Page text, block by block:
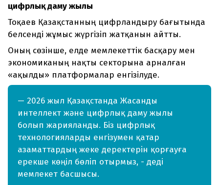
цифрлық даму жылы
Тоқаев Қазақстанның цифрландыру бағытында
белсенді жұмыс жүргізіп жатқанын айтты.
Оның сөзінше, елде мемлекеттік басқару мен
экономиканың нақты секторына арналған
«ақылды» платформалар енгізілуде.
— 2026 жыл Қазақстанда Жасанды
интеллект және цифрлық даму жылы
болып жарияланды. Біз цифрлық
технологияларды енгізумен қатар
азаматтардың жеке деректерін қорғауға
ерекше көңіл бөліп отырмыз, - деді
мемлекет басшысы.